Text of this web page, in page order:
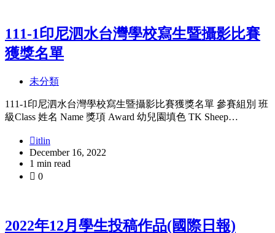
111-1印尼泗水台灣學校寫生暨攝影比賽
獲獎名單
未分類
111-1印尼泗水台灣學校寫生暨攝影比賽獲獎名單 參賽組別 班
級Class 姓名 Name 獎項 Award 幼兒園填色 TK Sheep…
itlin
December 16, 2022
1 min read
0
2022年12月學生投稿作品(國際日報)